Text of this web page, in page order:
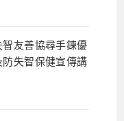
友善協尋手鍊優
失智保健宣傳講